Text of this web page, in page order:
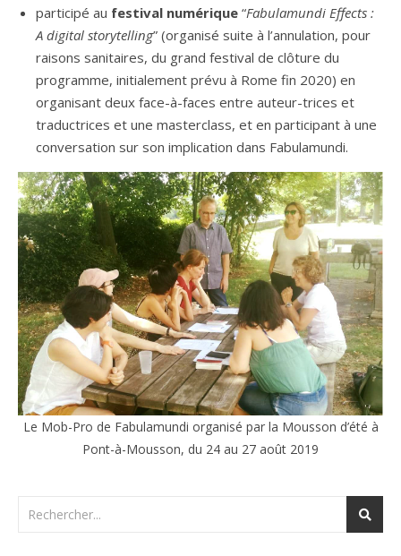
participé au festival numérique “Fabulamundi Effects :
A digital storytelling” (organisé suite à l’annulation, pour
raisons sanitaires, du grand festival de clôture du
programme, initialement prévu à Rome fin 2020) en
organisant deux face-à-faces entre auteur-trices et
traductrices et une masterclass, et en participant à une
conversation sur son implication dans Fabulamundi.
Le Mob-Pro de Fabulamundi organisé par la Mousson d’été à
Pont-à-Mousson, du 24 au 27 août 2019